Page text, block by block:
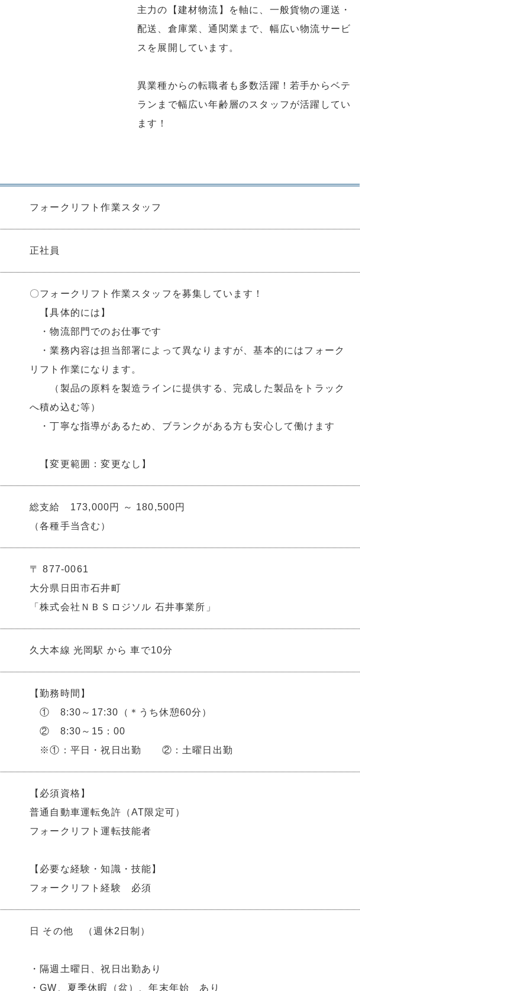
主力の【建材物流】を軸に、一般貨物の運送・
配送、倉庫業、通関業まで、幅広い物流サービ
スを展開しています。
異業種からの転職者も多数活躍！若手からベテ
ランまで幅広い年齢層のスタッフが活躍してい
ます！
フォークリフト作業スタッフ
正社員
〇フォークリフト作業スタッフを募集しています！
【具体的には】
・物流部門でのお仕事です
・業務内容は担当部署によって異なりますが、基本的にはフォーク
リフト作業になります。
（製品の原料を製造ラインに提供する、完成した製品をトラック
へ積め込む等）
・丁寧な指導があるため、ブランクがある方も安心して働けます
【変更範囲：変更なし】
総支給 173,000円 ～ 180,500円
（各種手当含む）
〒 877-0061
大分県日田市石井町
「株式会社ＮＢＳロジソル 石井事業所」
久大本線 光岡駅 から 車で10分
【勤務時間】
① 8:30～17:30（＊うち休憩60分）
② 8:30～15：00
※①：平日・祝日出勤 ②：土曜日出勤
【必須資格】
普通自動車運転免許（AT限定可）
フォークリフト運転技能者
【必要な経験・知識・技能】
フォークリフト経験 必須
日 その他 （週休2日制）
・隔週土曜日、祝日出勤あり
・GW、夏季休暇（盆）、年末年始 あり